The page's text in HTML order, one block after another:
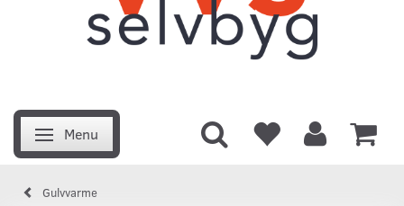
Skifte navigation
Menu
Gulvvarme